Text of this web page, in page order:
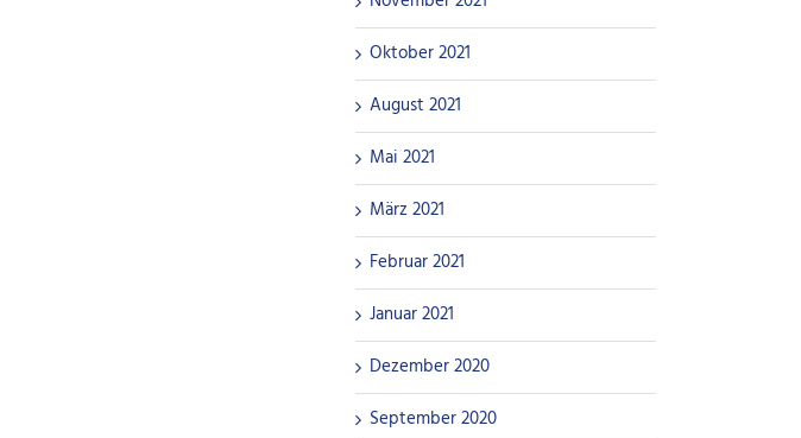
Oktober 2021
August 2021
Mai 2021
März 2021
Februar 2021
Januar 2021
Dezember 2020
September 2020